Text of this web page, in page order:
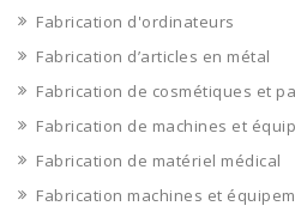
Fabrication d'ordinateurs
Fabrication d’articles en métal
Fabrication de cosmétiques et
Fabrication de machines et
Fabrication de matériel médical
Fabrication machines et